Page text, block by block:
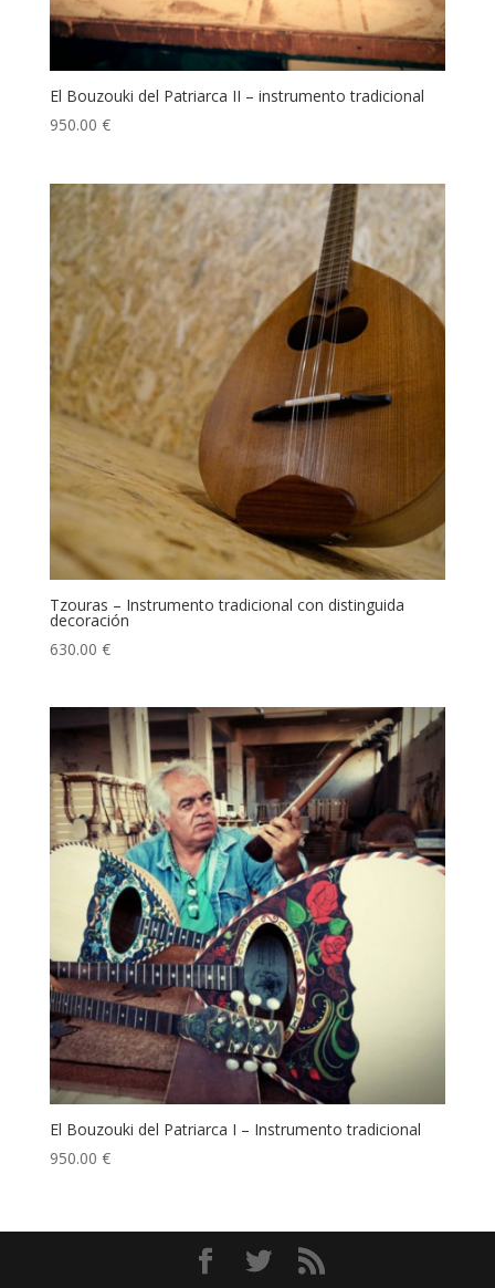
El Bouzouki del Patriarca II – instrumento tradicional
950.00 €
Tzouras – Instrumento tradicional con distinguida
decoración
630.00 €
El Bouzouki del Patriarca I – Instrumento tradicional
950.00 €